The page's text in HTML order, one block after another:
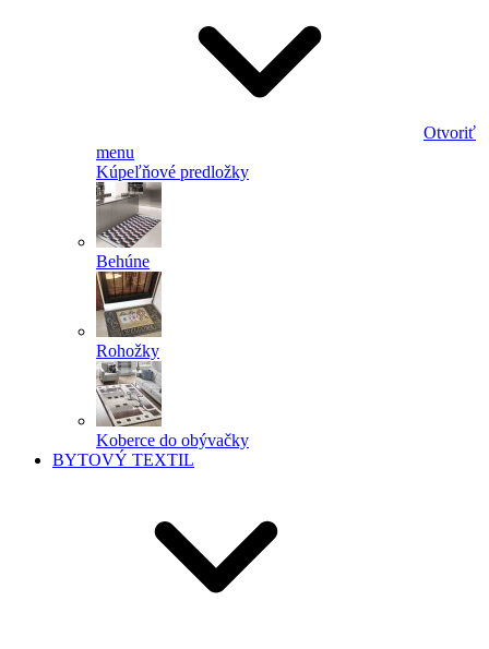
Otvoriť
menu
Kúpeľňové predložky
Behúne
Rohožky
Koberce do obývačky
BYTOVÝ TEXTIL